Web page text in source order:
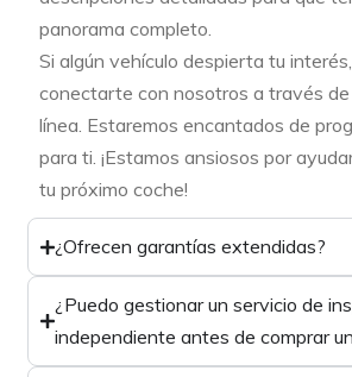
panorama completo.
Si algún vehículo despierta tu
conectarte con nosotros a través
línea. Estaremos encantados de
para ti. ¡Estamos ansiosos por
tu próximo coche!
¿Ofrecen garantías extendidas?
¿Puedo gestionar un servicio de
independiente antes de comprar